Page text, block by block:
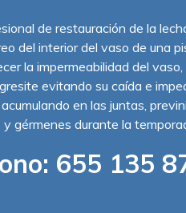
de restauración de la
del interior del vaso de una
la impermeabilidad del vaso,
evitando su caída e
en las juntas,
y gérmenes durante la
655 135